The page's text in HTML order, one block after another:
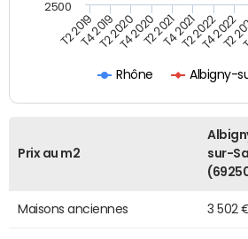
Rhône Albigny-
T2 2019T4 2019T2 2020T4 2020T2 2021T4 2021T2 2022T4 2022
T2
2500
Prix au m2
sur-
Maisons anciennes 3 502